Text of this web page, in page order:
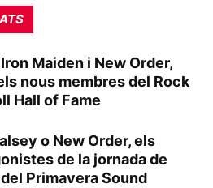
Maiden i New Order,
nous membres del Rock
Hall of Fame
o New Order, els
de la jornada de
Primavera Sound